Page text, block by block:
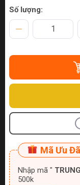
Số lượng:
Mã Ưu
Nhập mã "
500k